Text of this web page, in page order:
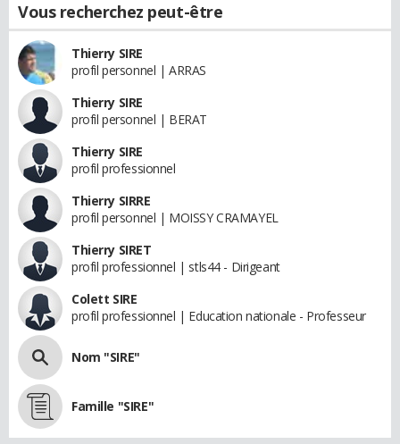
Vous recherchez peut-être
Thierry SIRE
profil personnel | ARRAS
Thierry SIRE
profil personnel | BERAT
Thierry SIRE
profil professionnel
Thierry SIRRE
profil personnel | MOISSY CRAMAYEL
Thierry SIRET
profil professionnel | stls44 - Dirigeant
Colett SIRE
profil professionnel | Education nationale - Professeur
Nom "SIRE"
Famille "SIRE"